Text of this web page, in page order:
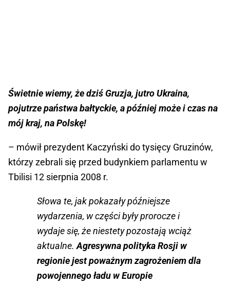
Świetnie wiemy, że dziś Gruzja, jutro Ukraina,
pojutrze państwa bałtyckie, a później może i czas na
mój kraj, na Polskę!
– mówił prezydent Kaczyński do tysięcy Gruzinów,
którzy zebrali się przed budynkiem parlamentu w
Tbilisi 12 sierpnia 2008 r.
Słowa te, jak pokazały późniejsze
wydarzenia, w części były prorocze i
wydaje się, że niestety pozostają wciąż
aktualne.Agresywna polityka Rosji w
regionie jest poważnym zagrożeniem dla
powojennego ładu w Europie